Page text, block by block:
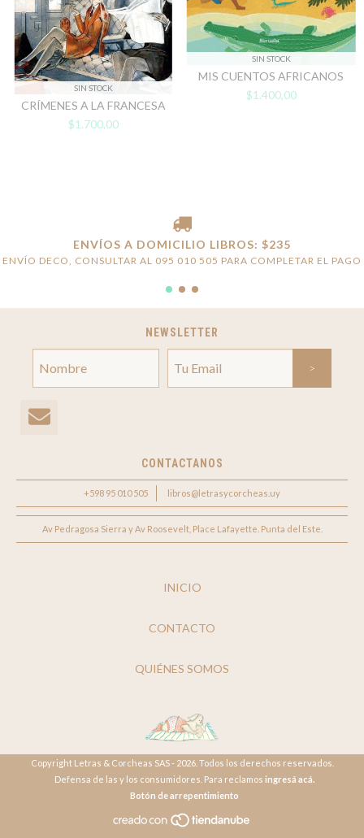
SIN STOCK
CRÍMENES A LA FRANCESA
$1.700,00
SIN STOCK
MIS CUENTOS AFRICANOS
$1.400,00
ENVÍOS A DOMICILIO LIBROS: $235
ENVÍO DECO, CONSULTAR AL 095 010 505 PARA COMPLETAR EL PAGO
NEWSLETTER
CONTACTANOS
+598 95 010 505 libros@letrasycorcheas.uy
Av Pedragosa Sierra y Av Roosevelt, Place Lafayette. Punta del Este.
INICIO
CONTACTO
QUIÉNES SOMOS
Copyright Letras & Corcheas SAS - 2026. Todos los derechos reservados.
Defensa de las y los consumidores. Para reclamos ingresá acá.
Botón de arrepentimiento